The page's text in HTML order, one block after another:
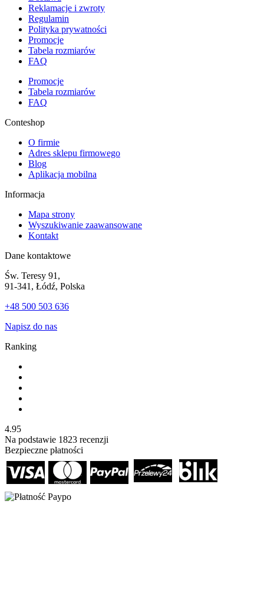
Reklamacje i zwroty
Regulamin
Polityka prywatności
Promocje
Tabela rozmiarów
FAQ
Promocje
Tabela rozmiarów
FAQ
Conteshop
O firmie
Adres sklepu firmowego
Blog
Aplikacja mobilna
Informacja
Mapa strony
Wyszukiwanie zaawansowane
Kontakt
Dane kontaktowe
Św. Teresy 91,
91-341, Łódź, Polska
+48 500 503 636
Napisz do nas
Ranking
4.95
Na podstawie 1823 recenzji
Bezpieczne płatności